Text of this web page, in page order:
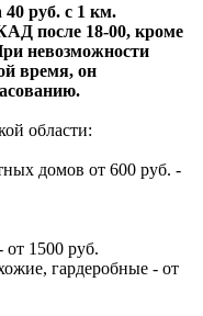
40 руб. с 1 км.
после 18-00, кроме
невозможности
время, он
области:
домов от 600 руб. -
1500 руб.
гардеробные - от